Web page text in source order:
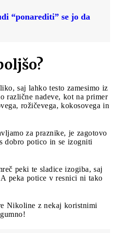
“ponarediti” se jo da
saj lahko testo zamesimo iz
različne nadeve, kot na primer
rožičevega, kokosovega in
za praznike, je zagotovo
dobro potico in se izogniti
peki te sladice izogiba, saj
peka potice v resnici ni tako
Nikoline z nekaj koristnimi